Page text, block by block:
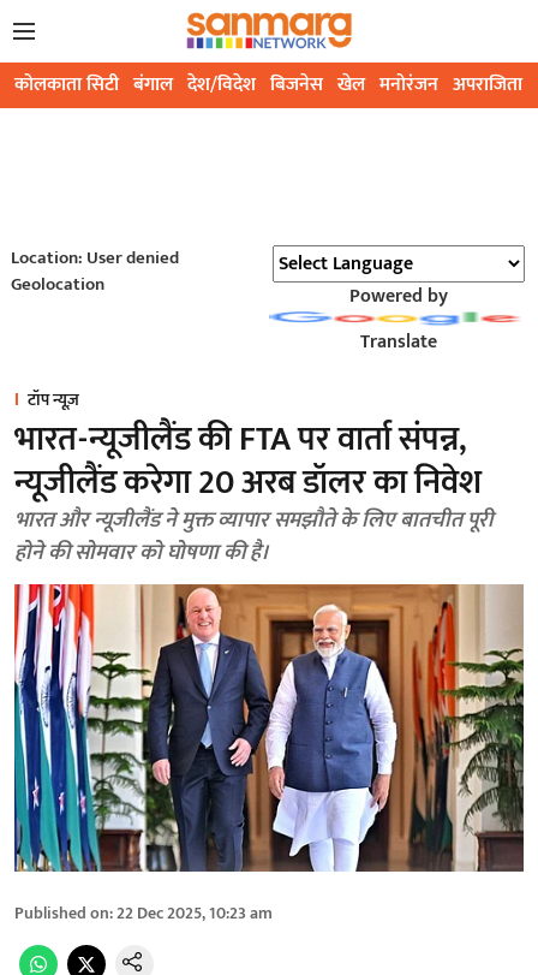
कोलकाता सिटी बंगाल देश/विदेश बिजनेस खेल मनोरंजन अपराजिता
Location: User denied
Geolocation
Powered by
Translate
टॉप न्यूज़
भारत-न्यूजीलैंड की FTA पर वार्ता संपन्न,
न्यूजीलैंड करेगा 20 अरब डॉलर का निवेश
भारत और न्यूजीलैंड ने मुक्त व्यापार समझौते के लिए बातचीत पूरी
होने की सोमवार को घोषणा की है।
Published on:22 Dec 2025, 10:23 am